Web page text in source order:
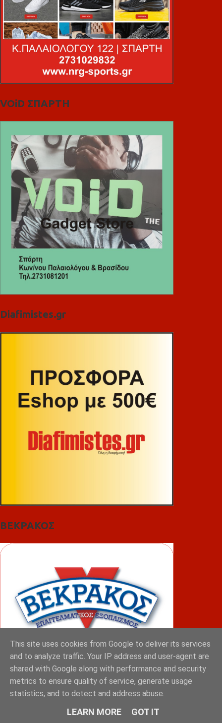
VOiD ΣΠΑΡΤΗ
Diafimistes.gr
ΒΕΚΡΑΚΟΣ
ΦΟΥΝΤΑΣ
This site uses cookies from Google to deliver its services
and to analyze traffic. Your IP address and user-agent are
shared with Google along with performance and security
metrics to ensure quality of service, generate usage
statistics, and to detect and address abuse.
LEARN MORE GOT IT